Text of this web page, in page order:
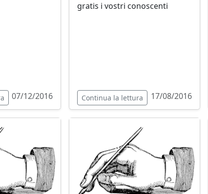
07/12/2016
gratis i vostri conoscenti
Continua la lettura 17/08/2016